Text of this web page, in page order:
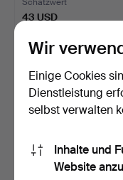
43 USD
Wir
Einige Cookies
Dienstleistung
selbst verwalten
Inhalte und
Website